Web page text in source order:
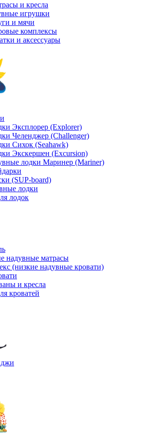
и кресла
игрушки
и мячи
комплексы
и аксессуары
Эксплорер (Explorer)
Челенджер (Challenger)
Сихок (Seahawk)
Экскершен (Excursion)
лодки Маринер (Mariner)
(SUP-board)
лодки
лодок
надувные матрасы
(низкие надувные кровати)
и кресла
кроватей